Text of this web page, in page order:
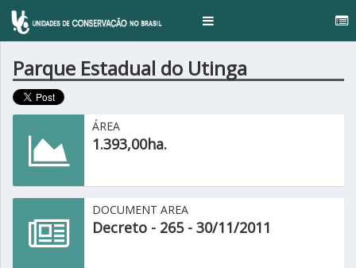
Toggle
Parque Estadual do Utinga
ÁREA
1.393,00ha.
DOCUMENT AREA
Decreto - 265 - 30/11/2011